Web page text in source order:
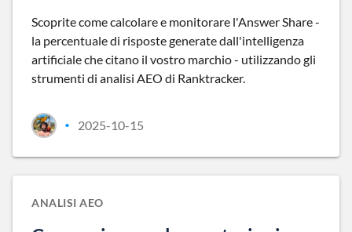
Scoprite come calcolare e monitorare l'Answer Share -
la percentuale di risposte generate dall'intelligenza
artificiale che citano il vostro marchio - utilizzando gli
strumenti di analisi AEO di Ranktracker.
• 2025-10-15
ANALISI AEO